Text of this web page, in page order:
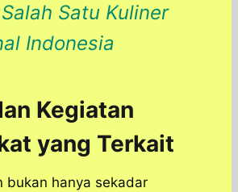
Satu Kuliner
Indonesia
Kegiatan
yang Terkait
bukan hanya sekadar